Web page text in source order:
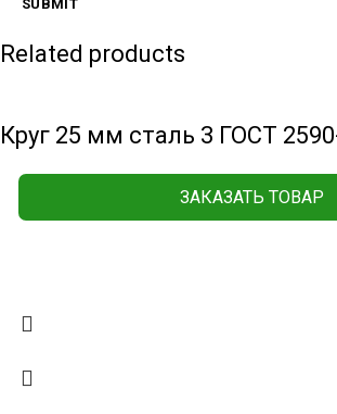
Related products
Круг 25 мм сталь 3 ГОСТ
ЗАКАЗАТЬ ТОВАР